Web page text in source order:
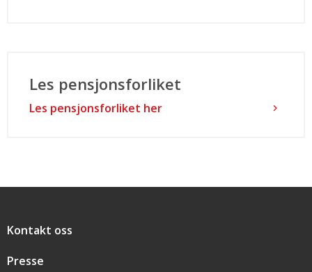
Les pensjonsforliket
Les pensjonsforliket her
Snarveier
Kontakt oss
Presse